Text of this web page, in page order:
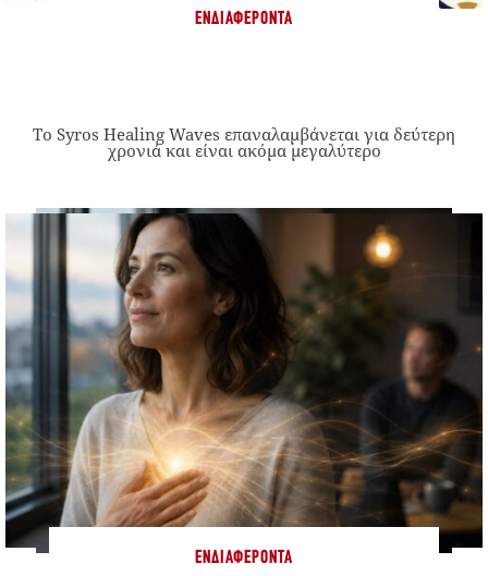
ΕΝΔΙΑΦΈΡΟΝΤΑ
Το Syros Healing Waves επαναλαμβάνεται για δεύτερη
χρονιά και είναι ακόμα μεγαλύτερο
ΕΝΔΙΑΦΈΡΟΝΤΑ